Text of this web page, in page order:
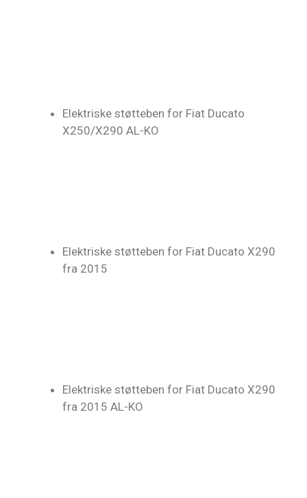
Elektriske støtteben for Fiat Ducato
X250/X290 AL-KO
Elektriske støtteben for Fiat Ducato X290
fra 2015
Elektriske støtteben for Fiat Ducato X290
fra 2015 AL-KO